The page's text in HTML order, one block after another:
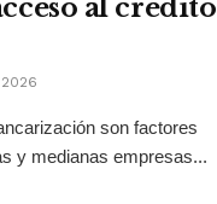
al crédito
son factores
y medianas empresas...